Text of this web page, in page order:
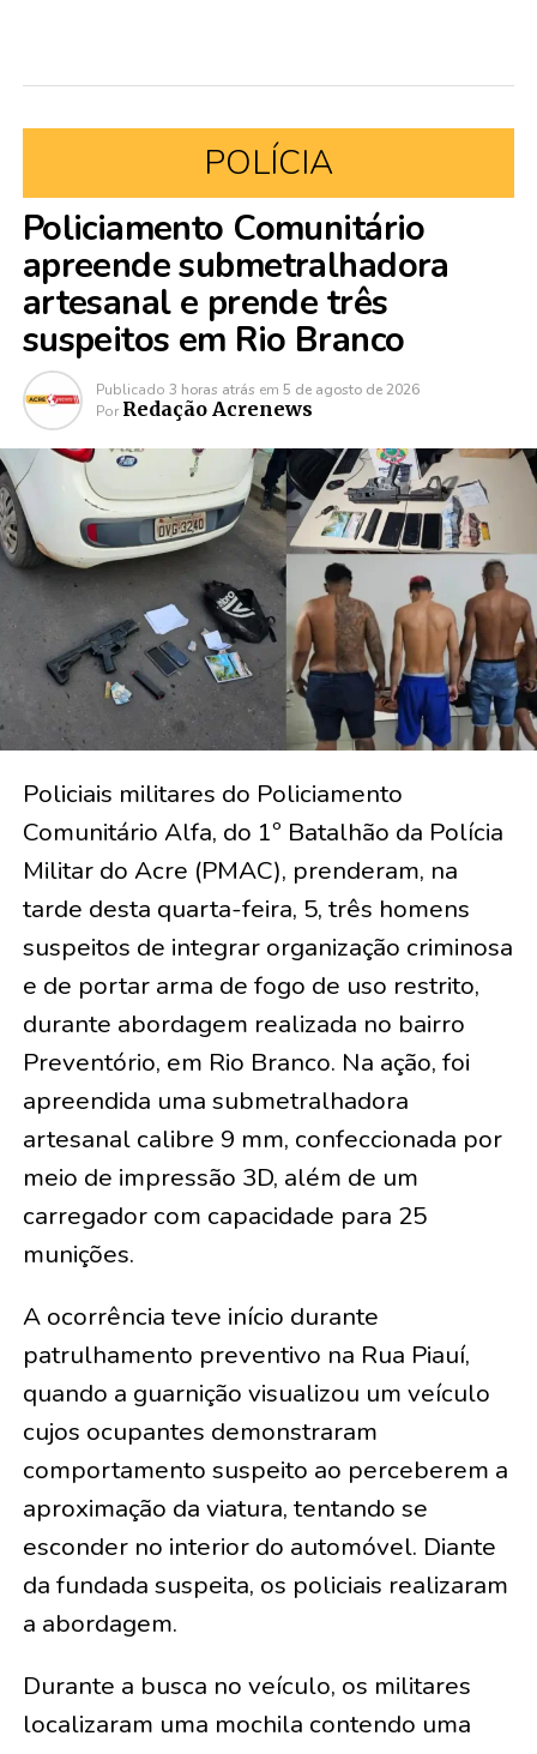
POLÍCIA
Policiamento Comunitário
apreende submetralhadora
artesanal e prende três
suspeitos em Rio Branco
Publicado 3 horas atrás em 5 de agosto de 2026
Por Redação Acrenews
Policiais militares do Policiamento
Comunitário Alfa, do 1º Batalhão da Polícia
Militar do Acre (PMAC), prenderam, na
tarde desta quarta-feira, 5, três homens
suspeitos de integrar organização criminosa
e de portar arma de fogo de uso restrito,
durante abordagem realizada no bairro
Preventório, em Rio Branco. Na ação, foi
apreendida uma submetralhadora
artesanal calibre 9 mm, confeccionada por
meio de impressão 3D, além de um
carregador com capacidade para 25
munições.
A ocorrência teve início durante
patrulhamento preventivo na Rua Piauí,
quando a guarnição visualizou um veículo
cujos ocupantes demonstraram
comportamento suspeito ao perceberem a
aproximação da viatura, tentando se
esconder no interior do automóvel. Diante
da fundada suspeita, os policiais realizaram
a abordagem.
Durante a busca no veículo, os militares
localizaram uma mochila contendo uma